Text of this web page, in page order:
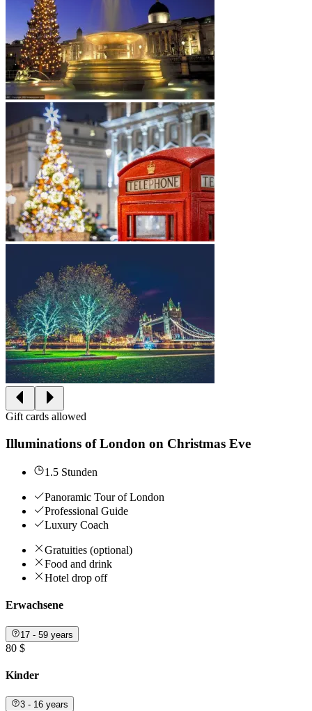
Gift cards allowed
Illuminations of London on Christmas Eve
1.5 Stunden
Panoramic Tour of London
Professional Guide
Luxury Coach
Gratuities (optional)
Food and drink
Hotel drop off
Erwachsene
17 - 59 years
80 $
Kinder
3 - 16 years